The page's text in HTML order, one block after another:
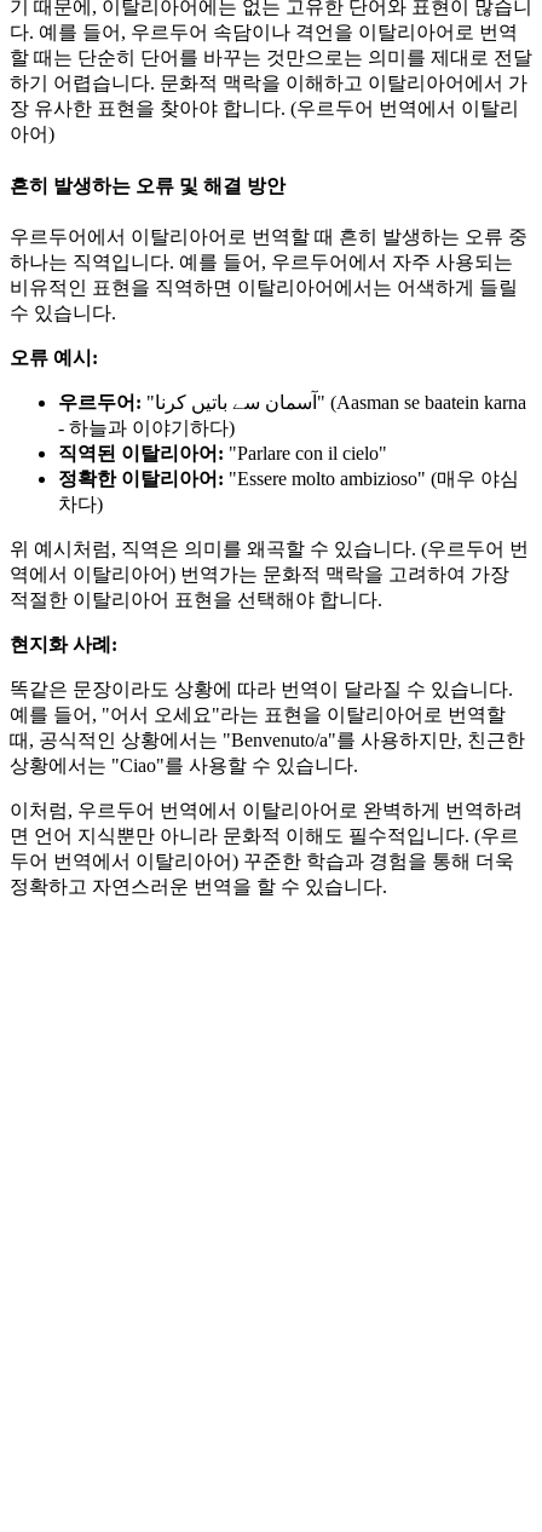
기 때문에, 이탈리아어에는 없는 고유한 단어와 표현이 많습니
다. 예를 들어, 우르두어 속담이나 격언을 이탈리아어로 번역
할 때는 단순히 단어를 바꾸는 것만으로는 의미를 제대로 전달
하기 어렵습니다. 문화적 맥락을 이해하고 이탈리아어에서 가
장 유사한 표현을 찾아야 합니다. (우르두어 번역에서 이탈리
아어)
흔히 발생하는 오류 및 해결 방안
우르두어에서 이탈리아어로 번역할 때 흔히 발생하는 오류 중
하나는 직역입니다. 예를 들어, 우르두어에서 자주 사용되는
비유적인 표현을 직역하면 이탈리아어에서는 어색하게 들릴
수 있습니다.
오류 예시:
우르두어: "آسمان سے باتیں کرنا" (Aasman se baatein karna
- 하늘과 이야기하다)
직역된 이탈리아어: "Parlare con il cielo"
정확한 이탈리아어: "Essere molto ambizioso" (매우 야심
차다)
위 예시처럼, 직역은 의미를 왜곡할 수 있습니다. (우르두어 번
역에서 이탈리아어) 번역가는 문화적 맥락을 고려하여 가장
적절한 이탈리아어 표현을 선택해야 합니다.
현지화 사례:
똑같은 문장이라도 상황에 따라 번역이 달라질 수 있습니다.
예를 들어, "어서 오세요"라는 표현을 이탈리아어로 번역할
때, 공식적인 상황에서는 "Benvenuto/a"를 사용하지만, 친근한
상황에서는 "Ciao"를 사용할 수 있습니다.
이처럼, 우르두어 번역에서 이탈리아어로 완벽하게 번역하려
면 언어 지식뿐만 아니라 문화적 이해도 필수적입니다. (우르
두어 번역에서 이탈리아어) 꾸준한 학습과 경험을 통해 더욱
정확하고 자연스러운 번역을 할 수 있습니다.